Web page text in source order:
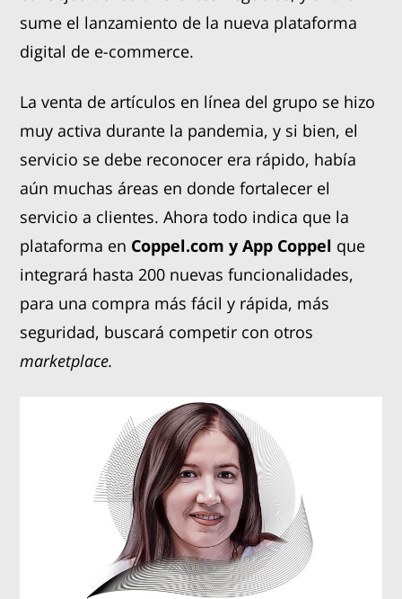
sume el lanzamiento de la nueva plataforma
digital de e-commerce.
La venta de artículos en línea del grupo se hizo
muy activa durante la pandemia, y si bien, el
servicio se debe reconocer era rápido, había
aún muchas áreas en donde fortalecer el
servicio a clientes. Ahora todo indica que la
plataforma en Coppel.com y App Coppel que
integrará hasta 200 nuevas funcionalidades,
para una compra más fácil y rápida, más
seguridad, buscará competir con otros
marketplace.